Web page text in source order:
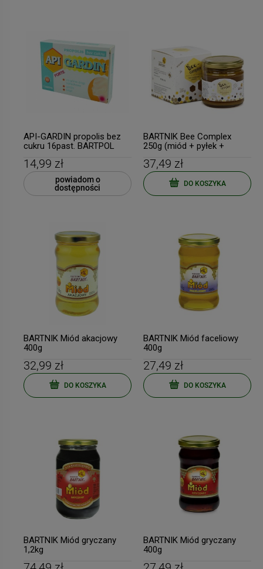
BIOWEN Witamina B
Complex+ 90 kapsułek
DO KOSZYKA
Glutation Max Sativa Life
60 kapsułek
powiadom o
dostępności
API-GARDIN propolis bez
cukru 16past. BARTPOL
14,99 zł
powiadom o
dostępności
BARTNIK Bee Complex
250g (miód + pyłek +
mleczko pszczele)
37,49 zł
DO KOSZYKA
BARTNIK Miód akacjowy
400g
32,99 zł
DO KOSZYKA
BARTNIK Miód faceliowy
400g
27,49 zł
DO KOSZYKA
BARTNIK Miód gryczany
1,2kg
BARTNIK Miód gryczany
400g